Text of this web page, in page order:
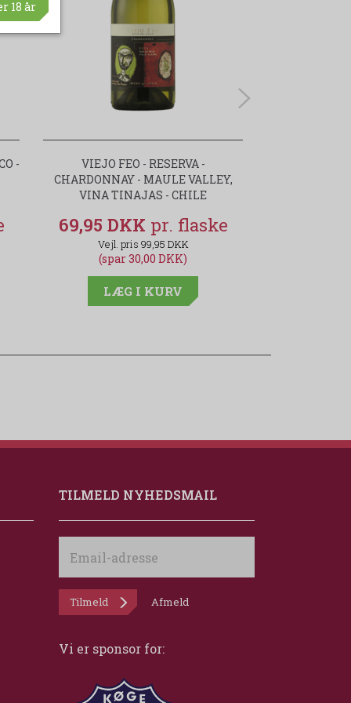
-
VIEJO FEO - RESERVA -
CHARDONNAY - MAULE VALLEY,
VINA TINAJAS - CHILE
69,95 DKK
99,95 DKK
(spar 30,00 DKK)
LÆG I KURV
TILMELD NYHEDSMAIL
adresse
Tilmeld Afmeld
Vi er sponsor for:
18 år